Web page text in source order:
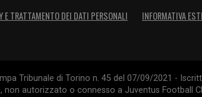
E TRATTAMENTO DEI DATI PERSONALI INFORMATIVA
Tribunale di Torino n. 45 del 07/09/2021 -
non autorizzato o connesso a Juventus Football